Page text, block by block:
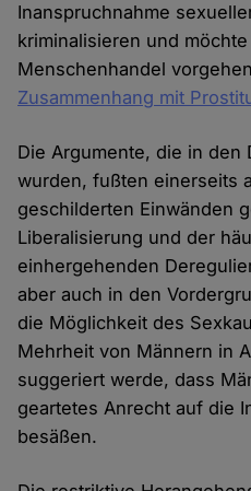
Inanspruchnahme
kriminalisieren und
Menschenhandel
Zusammenhang mit
Die Argumente, die in
wurden, fußten einerseits
geschilderten Einwänden
Liberalisierung und der
einhergehenden
aber auch in den
die Möglichkeit des
Mehrheit von Männern in
suggeriert werde, dass
geartetes Anrecht auf die
besäßen.